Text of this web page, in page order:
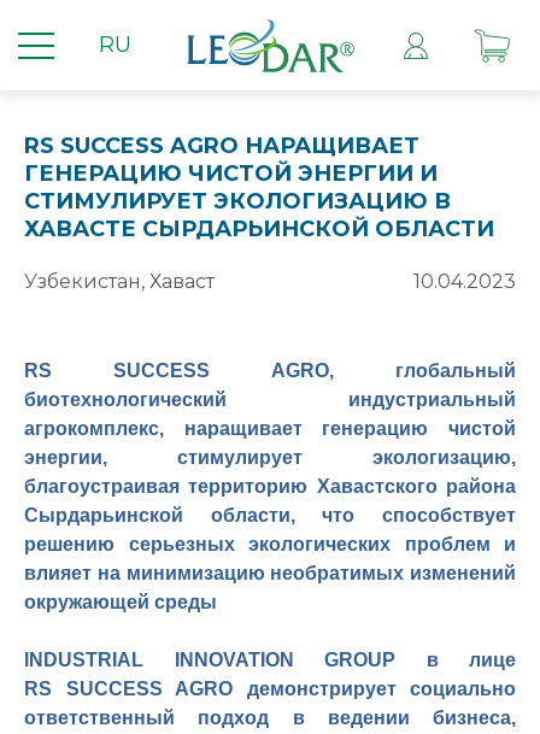
RU
RS SUCCESS AGRO НАРАЩИВАЕТ
ГЕНЕРАЦИЮ ЧИСТОЙ ЭНЕРГИИ И
СТИМУЛИРУЕТ ЭКОЛОГИЗАЦИЮ В
ХАВАСТЕ СЫРДАРЬИНСКОЙ ОБЛАСТИ
Узбекистан, Хаваст 10.04.2023
RS SUCCESS AGRO, глобальный
биотехнологический индустриальный
агрокомплекс, наращивает генерацию чистой
энергии, стимулирует экологизацию,
благоустраивая территорию Хавастского района
Сырдарьинской области, что способствует
решению серьезных экологических проблем и
влияет на минимизацию необратимых изменений
окружающей среды
INDUSTRIAL INNOVATION GROUP
в лице
RS SUCCESS AGRO
демонстрирует социально
ответственный подход в ведении бизнеса,